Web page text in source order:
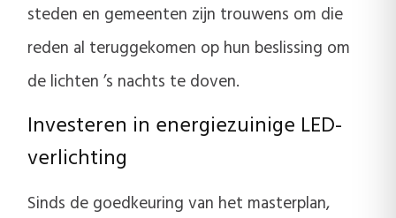
steden en gemeenten zijn trouwens om die
reden al teruggekomen op hun beslissing om
de lichten ’s nachts te doven.
Investeren in energiezuinige LED-
verlichting
Sinds de goedkeuring van het masterplan,